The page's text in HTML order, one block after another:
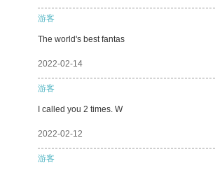
游客
The world's best fantas
2022-02-14
游客
I called you 2 times. W
2022-02-12
游客